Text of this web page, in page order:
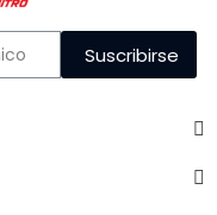
Suscribirse